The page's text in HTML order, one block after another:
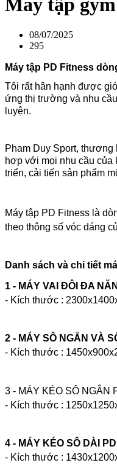
Máy tập
08/07/2025
295
Máy tập PD Fitness
Tôi rất hân hạnh được
ứng thị trường và nhu
luyện.
Pham Duy Sport, thương
hợp với mọi nhu cầu của
triển, cải tiến sản phẩm
Máy tập PD Fitness là
theo thông số vóc dáng
Danh sách và chi tiết
1 - MÁY VAI ĐÔI ĐA
- Kích thước :
2 - MÁY SÔ NGẮN VÀ
- Kích thước :
3 - MÁY KÉO SÔ NGẮN
- Kích thước :
4 - MÁY KÉO SÔ DÀI
- Kích thước :